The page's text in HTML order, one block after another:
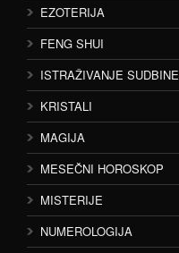
EZOTERIJA
FENG SHUI
ISTRAŽIVANJE SUDBINE
KRISTALI
MAGIJA
MESEČNI HOROSKOP
MISTERIJE
NUMEROLOGIJA